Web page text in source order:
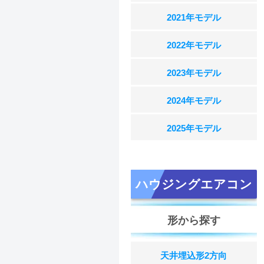
2021年モデル
2022年モデル
2023年モデル
2024年モデル
2025年モデル
ハウジングエアコン
形から探す
天井埋込形2方向